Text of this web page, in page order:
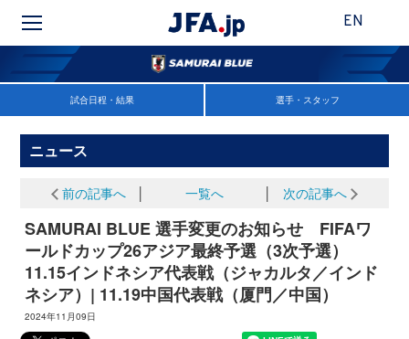
EN
試合日程・結果 選手・スタッフ
ニュース
前の記事へ 一覧へ 次の記事へ
SAMURAI BLUE 選手変更のお知らせ FIFAワ
ールドカップ26アジア最終予選（3次予選）
11.15インドネシア代表戦（ジャカルタ／インド
ネシア）| 11.19中国代表戦（厦門／中国）
2024年11月09日